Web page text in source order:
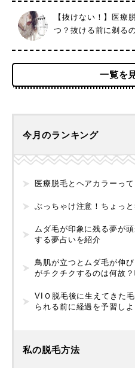
【抜けない！】医療
つ？抜ける前に剃る
一覧を
今月のランキング
医療脱毛とヘアカラーっ
ぶっちゃけ注意！ちょっ
ムダ毛が印象に残る夢が
する夢占いを紹介
鳥肌が立つとムダ毛が伸
がチクチクするのは何故
VIＯ脱毛後に生えてきた
られる前に経過を予習しよ
私の脱毛方法